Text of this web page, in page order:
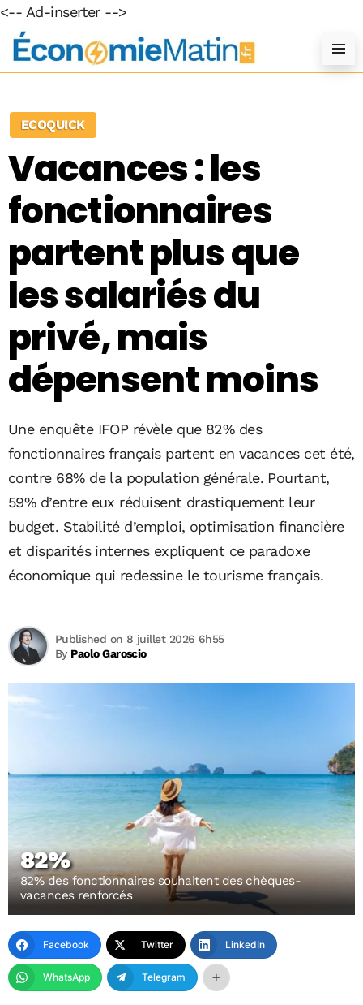
<-- Ad-inserter -->
ECOQUICK
Vacances : les
fonctionnaires
partent plus que
les salariés du
privé, mais
dépensent moins
Une enquête IFOP révèle que 82% des
fonctionnaires français partent en vacances cet été,
contre 68% de la population générale. Pourtant,
59% d’entre eux réduisent drastiquement leur
budget. Stabilité d’emploi, optimisation financière
et disparités internes expliquent ce paradoxe
économique qui redessine le tourisme français.
By Paolo Garoscio
Published on 8 juillet 2026 6h55
82%
82% des fonctionnaires souhaitent des chèques-
vacances renforcés
Facebook Twitter LinkedIn
WhatsApp Telegram